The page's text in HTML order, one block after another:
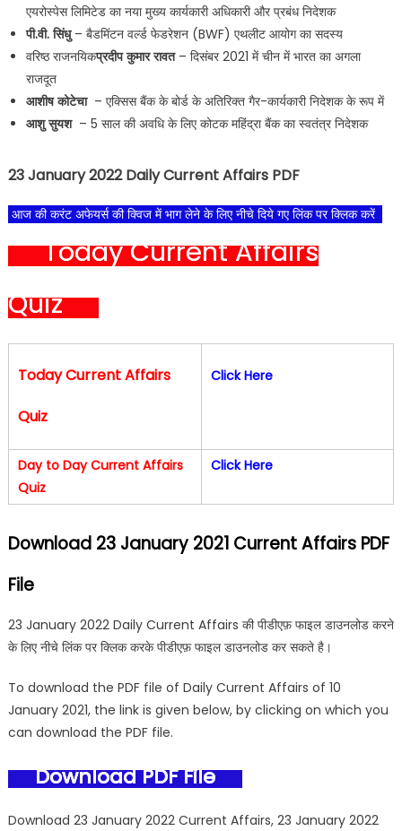
एयरोस्पेस लिमिटेड का नया मुख्य कार्यकारी अधिकारी और प्रबंध निदेशक
पी.वी. सिंधु– बैडमिंटन वर्ल्ड फेडरेशन (BWF) एथलीट आयोग का सदस्य
वरिष्ठ राजनयिकप्रदीप कुमार रावत– दिसंबर 2021 में चीन में भारत का अगला
राजदूत
आशीष कोटेचा– एक्सिस बैंक के बोर्ड के अतिरिक्त गैर-कार्यकारी निदेशक के रूप में
आशु सुयश – 5 साल की अवधि के लिए कोटक महिंद्रा बैंक का स्वतंत्र निदेशक
23 January 2022 Daily Current Affairs PDF
आज की करंट अफेयर्स की क्विज में भाग लेने के लिए नीचे दिये गए लिंक पर क्लिक करें
Today Current Affairs
Quiz
Today Current Affairs
Quiz
Click Here
Day to Day Current Affairs
Quiz
Click Here
Download 23 January 2021 Current Affairs PDF
File
23 January 2022 Daily Current Affairs की पीडीएफ़ फाइल डाउनलोड करने
के लिए नीचे लिंक पर क्लिक करके पीडीएफ़ फाइल डाउनलोड कर सकते है।
To download the PDF file of Daily Current Affairs of 10
January 2021, the link is given below, by clicking on which you
can download the PDF file.
Download PDF File
Download 23 January 2022 Current Affairs, 23 January 2022